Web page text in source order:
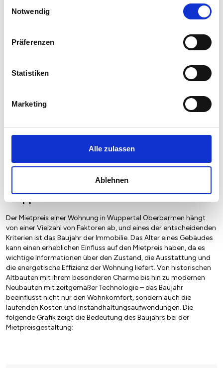
Notwendig
Präferenzen
Statistiken
Marketing
Alle zulassen
Ablehnen
Mietspiegel nach Baujahr pro qm 2026 in
Wuppertal Oberbarmen
Der Mietpreis einer Wohnung in Wuppertal Oberbarmen hängt
von einer Vielzahl von Faktoren ab, und eines der entscheidenden
Kriterien ist das Baujahr der Immobilie. Das Alter eines Gebäudes
kann einen erheblichen Einfluss auf den Mietpreis haben, da es
wichtige Informationen über den Zustand, die Ausstattung und
die energetische Effizienz der Wohnung liefert. Von historischen
Altbauten mit ihrem besonderen Charme bis hin zu modernen
Neubauten mit zeitgemäßer Technologie – das Baujahr
beeinflusst nicht nur den Wohnkomfort, sondern auch die
laufenden Kosten und Instandhaltungsaufwendungen. Die
folgende Grafik zeigt die Bedeutung des Baujahrs bei der
Mietpreisgestaltung: